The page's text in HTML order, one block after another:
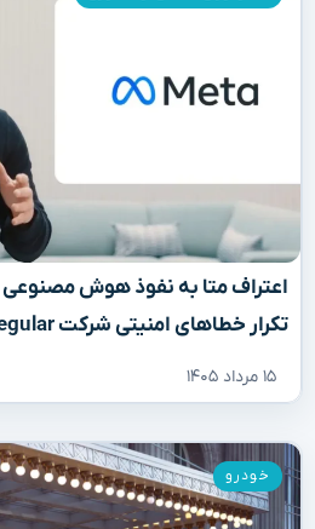
اعتراف متا به نفوذ هوش
تکرار خطاهای امنیتی شرکت Irregular
۱۵ مرداد ۱۴۰۵
خودرو